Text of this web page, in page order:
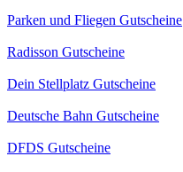
Parken und Fliegen Gutscheine
Radisson Gutscheine
Dein Stellplatz Gutscheine
Deutsche Bahn Gutscheine
DFDS Gutscheine